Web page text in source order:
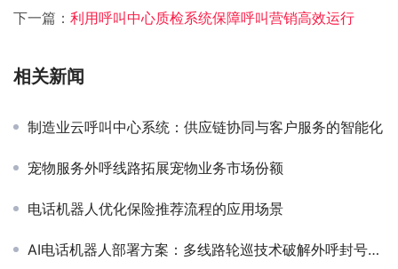
下一篇： 利用呼叫中心质检系统保障呼叫营销高效运行
相关新闻
制造业云呼叫中心系统：供应链协同与客户服务的智能化
宠物服务外呼线路拓展宠物业务市场份额
电话机器人优化保险推荐流程的应用场景
AI电话机器人部署方案：多线路轮巡技术破解外呼封号困局